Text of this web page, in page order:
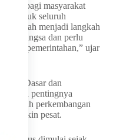
bagi masyarakat
untuk seluruh
daerah menjadi langkah
bangsa dan perlu
pemerintahan,” ujar
Dasar dan
pentingnya
tengah perkembangan
semakin pesat.